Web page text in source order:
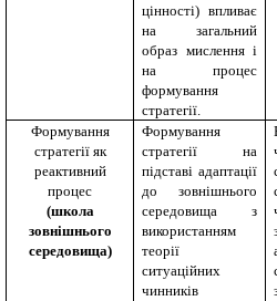
цінності) впливає
на загальний
образ мислення і
на процес
формування
стратегії.
Формування
стратегії як
реактивний
процес
(школа
зовнішнього
середовища)
Формування
стратегії на
підставі адаптації
до зовнішнього
середовища з
використанням
теорії
ситуаційних
чинників